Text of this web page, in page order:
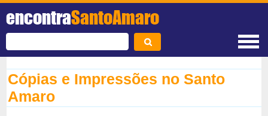
encontraSantoAmaro
Cópias e Impressões no Santo
Amaro